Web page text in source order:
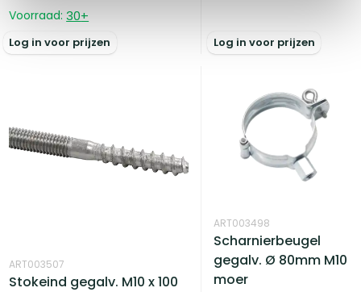
Voorraad: 30+
Log in voor prijzen Log in voor prijzen
ART003507
Stokeind gegalv. M10 x 100
ART003498
Scharnierbeugel
gegalv. Ø 80mm M10
moer